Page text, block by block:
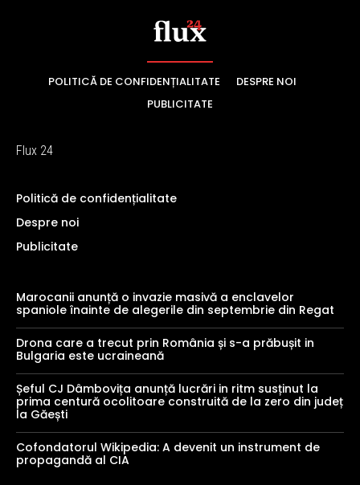
POLITICĂ DE CONFIDENȚIALITATE
DESPRE NOI
PUBLICITATE
Flux 24
Politică de confidențialitate
Despre noi
Publicitate
Marocanii anunță o invazie masivă a enclavelor
spaniole înainte de alegerile din septembrie din Regat
Drona care a trecut prin România și s-a prăbușit in
Bulgaria este ucraineană
Șeful CJ Dâmbovița anunță lucrări in ritm susținut la
prima centură ocolitoare construită de la zero din județ
la Găești
Cofondatorul Wikipedia: A devenit un instrument de
propagandă al CIA